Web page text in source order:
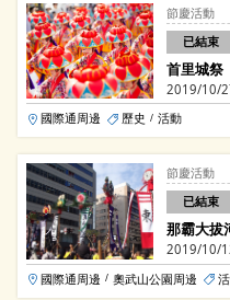
節慶活動
已結束
首里城祭
2019/10/
國際通周邊 歷史 / 活動
節慶活動
已結束
那霸大拔
2019/10/
國際通周邊 / 奧武山公園周邊